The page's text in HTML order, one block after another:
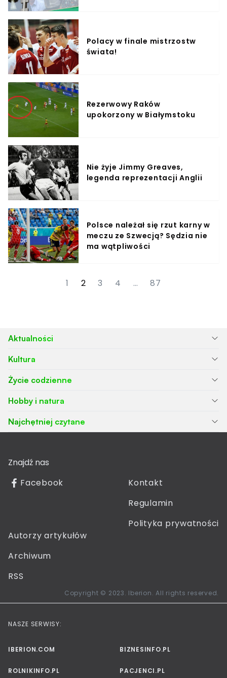
Polacy w finale mistrzostw
świata!
Rezerwowy Raków
upokorzony w Białymstoku
Nie żyje Jimmy Greaves,
legenda reprezentacji Anglii
Polsce należał się rzut karny w
meczu ze Szwecją? Sędzia nie
ma wątpliwości
1 2 3 4 … 87
Aktualności
Kultura
Życie codzienne
Hobby i natura
Najchętniej czytane
Znajdź nas
Facebook
Kontakt
Regulamin
Polityka prywatności
Autorzy artykułów
Archiwum
RSS
Copyright © 2023. Iberion. All rights reserved.
NASZE SERWISY:
IBERION.COM BIZNESINFO.PL
ROLNIKINFO.PL PACJENCI.PL